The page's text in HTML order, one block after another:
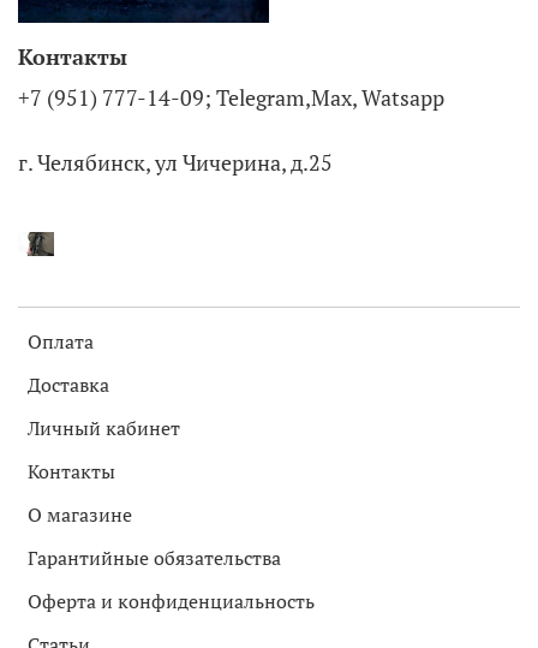
Оплата
Доставка
Личный кабинет
Контакты
О магазине
Гарантийные обязательства
Оферта и конфиденциальность
Контакты
+7 (951) 777-14-09; Telegram,Max, Watsapp
г. Челябинск, ул Чичерина, д.25